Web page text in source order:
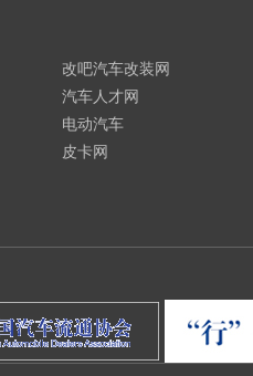
改吧汽车改装网
汽车人才网
电动汽车
皮卡网